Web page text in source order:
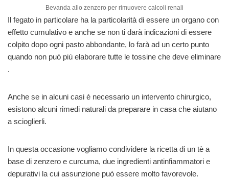
Bevanda allo zenzero per rimuovere calcoli renali
Il fegato in particolare ha la particolarità di essere un organo con
effetto cumulativo e anche se non ti darà indicazioni di essere
colpito dopo ogni pasto abbondante, lo farà ad un certo punto
quando non può più elaborare tutte le tossine che deve eliminare
.
Anche se in alcuni casi è necessario un intervento chirurgico,
esistono alcuni rimedi naturali da preparare in casa che aiutano
a scioglierli.
In questa occasione vogliamo condividere la ricetta di un tè a
base di zenzero e curcuma, due ingredienti antinfiammatori e
depurativi la cui assunzione può essere molto favorevole.